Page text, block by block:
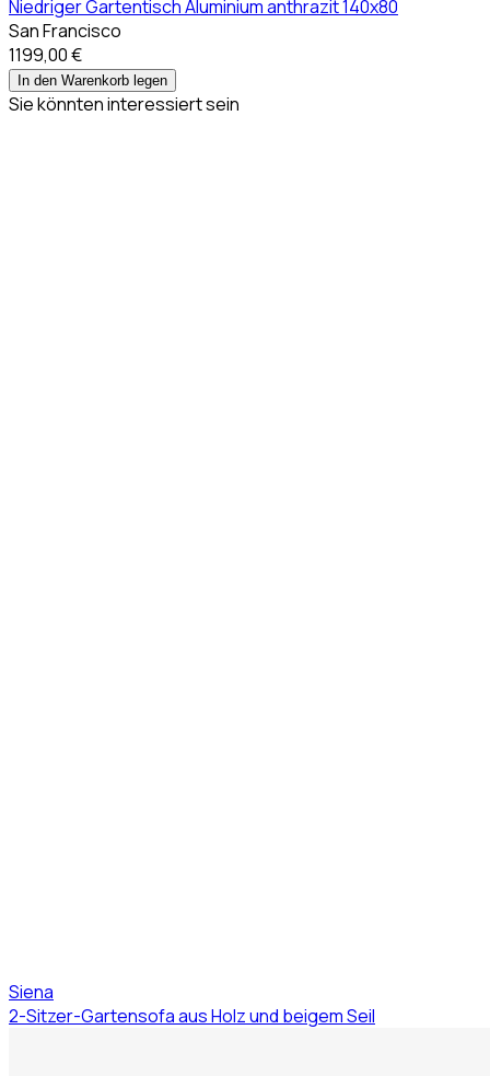
Niedriger Gartentisch Aluminium anthrazit 140x80
San Francisco
1199,00 €
In den Warenkorb legen
Sie könnten interessiert sein
Siena
2-Sitzer-Gartensofa aus Holz und beigem Seil